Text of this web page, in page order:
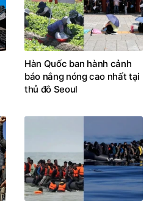
Hàn Quốc ban hành cảnh
báo nắng nóng cao nhất tại
thủ đô Seoul